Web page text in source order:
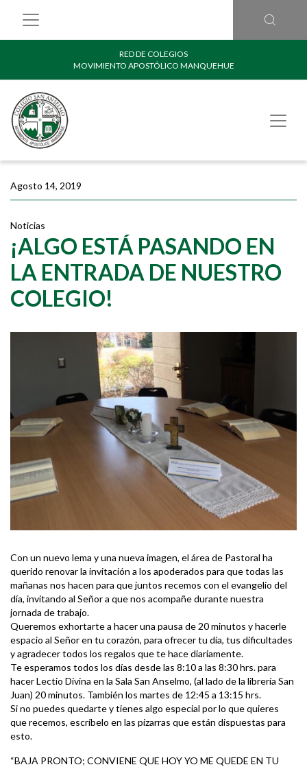
RED DE COLEGIOS
MOVIMIENTO APOSTÓLICO MANQUEHUE
Agosto 14, 2019
Noticias
¡ALGO ESTÁ PASANDO EN
LA ENTRADA DE NUESTRO
COLEGIO!
Con un nuevo lema y una nueva imagen, el área de Pastoral ha
querido renovar la invitación a los apoderados para que todas las
mañanas nos hacen para que juntos recemos con el evangelio del
día, invitando al Señor a que nos acompañe durante nuestra
jornada de trabajo.
Queremos exhortarte a hacer una pausa de 20 minutos y hacerle
espacio al Señor en tu corazón, para ofrecer tu día, tus dificultades
y agradecer todos los regalos que te hace diariamente.
Te esperamos todos los días desde las 8:10 a las 8:30 hrs. para
hacer Lectio Divina en la Sala San Anselmo, (al lado de la librería San
Juan) 20 minutos. También los martes de 12:45 a 13:15 hrs.
Si no puedes quedarte y tienes algo especial por lo que quieres
que recemos, escríbelo en las pizarras que están dispuestas para
esto.
“BAJA PRONTO; CONVIENE QUE HOY YO ME QUEDE EN TU